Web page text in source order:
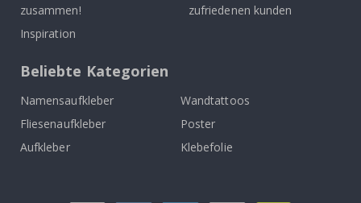
zusammen!
Inspiration
zufriedenen kunden
Beliebte Kategorien
Namensaufkleber
Wandtattoos
Fliesenaufkleber
Poster
Aufkleber
Klebefolie